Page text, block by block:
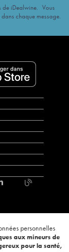
de iDealwine. Vous
chaque message.
personnelles
aux mineurs de
pour la santé,